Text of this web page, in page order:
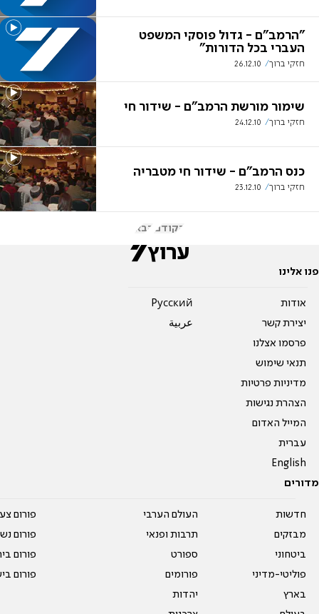
"הרמב"ם - גדול פוסקי המשפט
העברי בכל הדורות"
חזקי ברוך 26.12.10
שימור מורשת הרמב"ם - שידור חי
חזקי ברוך 24.12.10
כנס הרמב"ם - שידור חי מטבריה
חזקי ברוך 23.12.10
הקודם הבא
פנו אלינו
אודות
יצירת קשר
פרסמו אצלנו
תנאי שימוש
מדיניות פרטיות
הצהרת נגישות
המייל האדום
עברית
English
Pусский
عربية
מדורים
חדשות
מבזקים
ביטחוני
פוליטי-מדיני
בארץ
העולם הערבי
תרבות ופנאי
ספורט
פורומים
יהדות
פורום
פורום
פורום
פורום